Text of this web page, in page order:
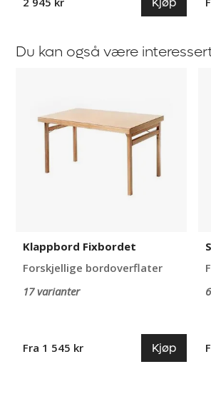
Du kan også være
Klappbord Fixbordet
Forskjellige bordoverflater
17 varianter
Fra 1 545 kr Kjøp